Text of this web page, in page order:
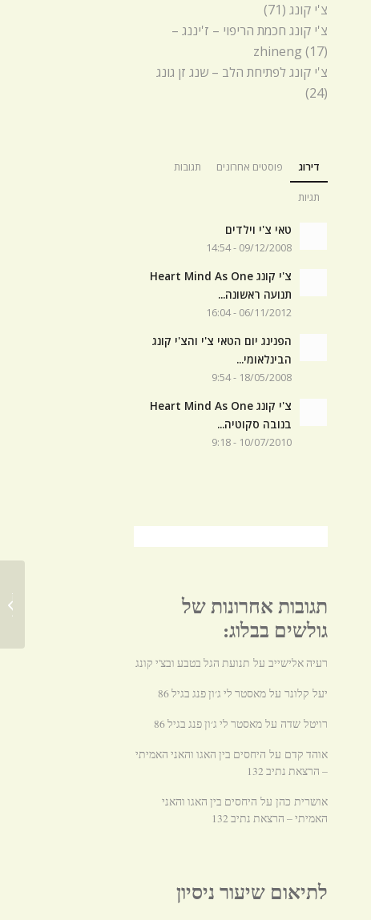
צ'י קונג (71)
צ'י קונג חכמת הריפוי – ז'יננג –
zhineng (17)
צ'י קונג לפתיחת הלב – שנג זן גונג
(24)
דירוג פוסטים אחרונים תגובות
תגיות
טאי צ'י וילדים
09/12/2008 - 14:54
צ'י קונג Heart Mind As One
תנועה ראשונה...
06/11/2012 - 16:04
הפנינג יום הטאי צ'י והצ'י קונג
הבינלאומי...
18/05/2008 - 9:54
צ'י קונג Heart Mind As One
בנובה סקוטיה...
10/07/2010 - 9:18
תגובות אחרונות של
גולשים בבלוג:
רעיה אלישייב על תנועת הגל בטבע ובצ'י קונג
יעל קלונר עלמאסטר לי ג׳ון פנג בגיל 86
רויטל שדה עלמאסטר לי ג׳ון פנג בגיל 86
אוהד קדם על היחסים בין האגו והאני האמיתי
– הרצאת נתיב 132
אושרית כהן על היחסים בין האגו והאני
האמיתי – הרצאת נתיב 132
לתיאום שיעור ניסיון
One